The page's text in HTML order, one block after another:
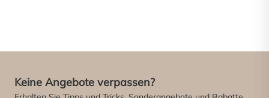
Keine Angebote verpassen?